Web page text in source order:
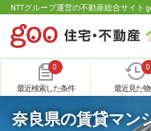
NTTグループ運営の不動産総合サイト
0
最近検索した条件
0
最近見た
奈良県の賃貸マン